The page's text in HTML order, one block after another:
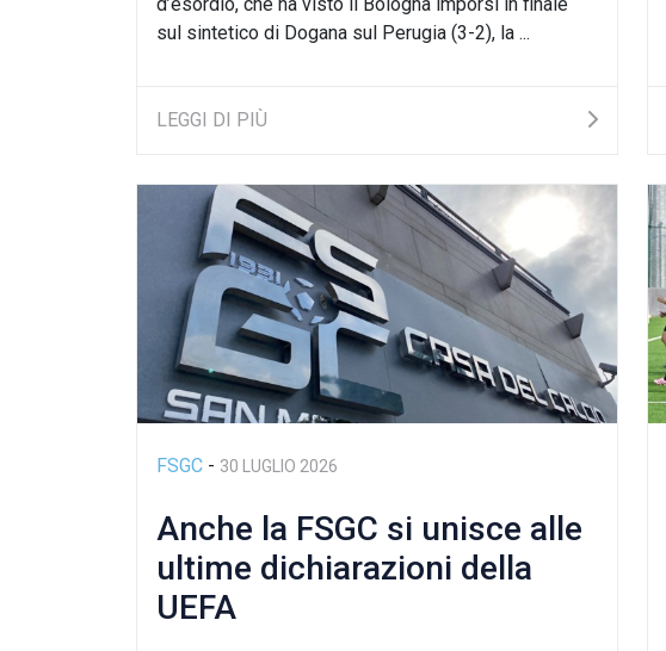
sul sintetico di Dogana sul Perugia (3-2), la ...
LEGGI DI PIÙ
FSGC - 30 LUGLIO 2026
Anche la FSGC si unisce alle
ultime dichiarazioni della
UEFA